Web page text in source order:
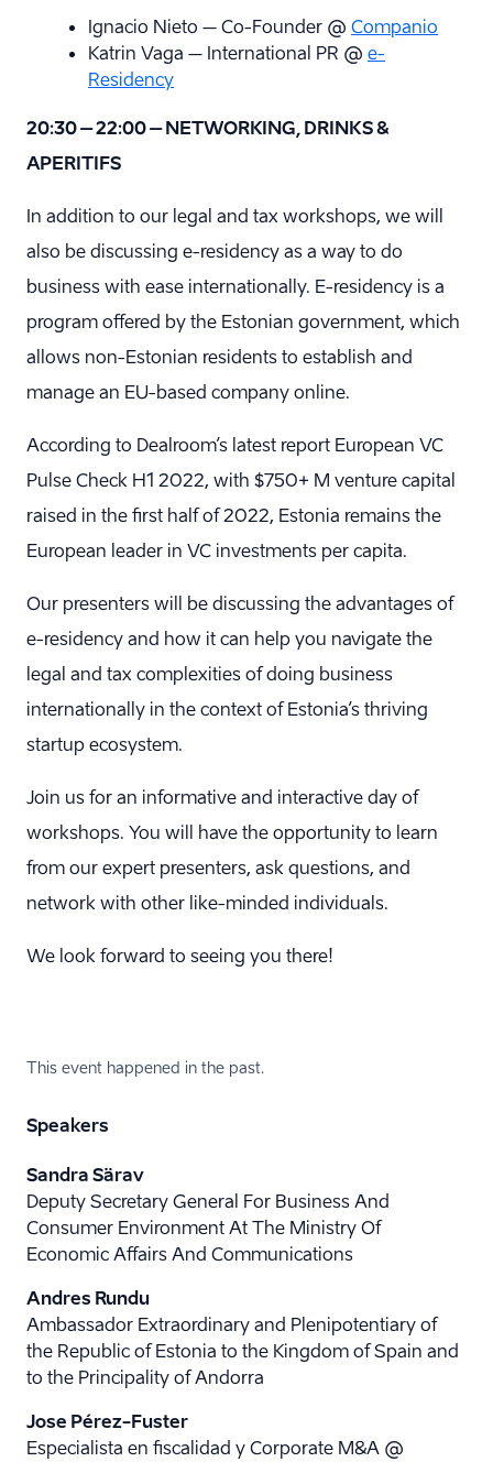
Ignacio Nieto – Co-Founder @ Companio
Katrin Vaga – International PR @ e-
Residency
20:30 – 22:00 – NETWORKING, DRINKS &
APERITIFS
In addition to our legal and tax workshops, we will
also be discussing e-residency as a way to do
business with ease internationally. E-residency is a
program offered by the Estonian government, which
allows non-Estonian residents to establish and
manage an EU-based company online.
According to Dealroom’s latest report European VC
Pulse Check H1 2022, with $750+ M venture capital
raised in the first half of 2022, Estonia remains the
European leader in VC investments per capita.
Our presenters will be discussing the advantages of
e-residency and how it can help you navigate the
legal and tax complexities of doing business
internationally in the context of Estonia’s thriving
startup ecosystem.
Join us for an informative and interactive day of
workshops. You will have the opportunity to learn
from our expert presenters, ask questions, and
network with other like-minded individuals.
We look forward to seeing you there!
This event happened in the past.
Speakers
Sandra Särav
Deputy Secretary General For Business And
Consumer Environment At The Ministry Of
Economic Affairs And Communications
Andres Rundu
Ambassador Extraordinary and Plenipotentiary of
the Republic of Estonia to the Kingdom of Spain and
to the Principality of Andorra
Jose Pérez-Fuster
Especialista en fiscalidad y Corporate M&A @